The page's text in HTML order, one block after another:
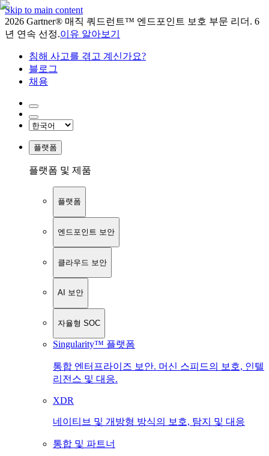
Skip to main content
2026 Gartner® 매직 쿼드런트™ 엔드포인트 보호 부문 리더. 6
년 연속 선정.이유 알아보기
침해 사고를 겪고 계신가요?
블로그
채용
플랫폼
플랫폼 및 제품
플랫폼
엔드포인트 보안
클라우드 보안
AI 보안
자율형 SOC
Singularity™ 플랫폼
통합 엔터프라이즈 보안. 머신 스피드의 보호, 인텔
리전스 및 대응.
XDR
네이티브 및 개방형 방식의 보호, 탐지 및 대응
통합 및 파트너